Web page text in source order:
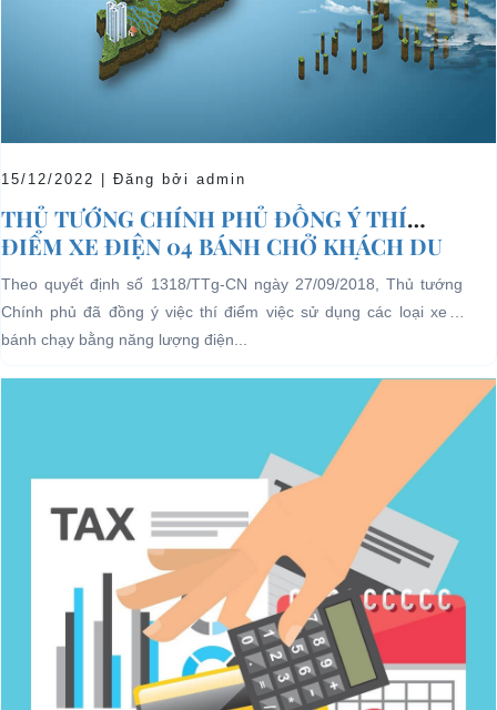
15/12/2022 | Đăng bởi admin
THỦ TƯỚNG CHÍNH PHỦ ĐỒNG Ý THÍ
ĐIỂM XE ĐIỆN 04 BÁNH CHỞ KHÁCH DU
LỊCH TẠI CÁC KHU VỰC HẠN CHẾ
Theo quyết định số 1318/TTg-CN ngày 27/09/2018, Thủ tướng
Chính phủ đã đồng ý việc thí điểm việc sử dụng các loại xe 4
bánh chạy bằng năng lượng điện...